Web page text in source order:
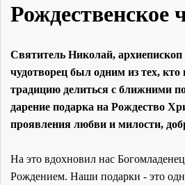
Рождественское
Святитель Николай,
чудотворец был одним из тех,
традицию делиться с ближними
дарение подарка на Рождество
проявления любви и милости,
На это вдохновил нас
Рождением. Наши подарки - это